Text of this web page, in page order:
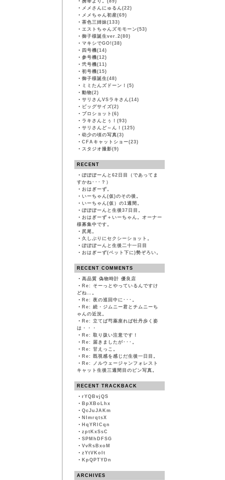
・ 携帯より。(89)
・ メメさんにゅるん(22)
・ メメちゃん初産(69)
・ 茶色三姉妹(133)
・ エストちゃんズモモーン(53)
・ 御子様誕生ver.2(80)
・ マキシでGO!(38)
・ 四号機(14)
・ 参号機(12)
・ 弐号機(11)
・ 初号機(15)
・ 御子様誕生(48)
・ ミミたんズドーン！(5)
・ 動物(2)
・ サリさんVSラキさん(14)
・ ビッグサイズ(2)
・ プロショット(6)
・ ラキさんとぅ！(93)
・ サリさんど～ん！(125)
・ 幼少の頃の写真(3)
・ CFAキャットショー(23)
・ スタジオ撮影(9)
RECENT
・ ぽぽぽーんと62日目（であってま
すかね･･･？）
・ おはぎーず。
・ いーちゃん(仮)のその後。
・ いーちゃん(仮）の1週間。
・ ぽぽぽーんと生後37日目。
・ おはぎーず＋いーちゃん。オーナー
様募集中です。
・ 尻尾。
・ 久しぶりにセクシーショット。
・ ぽぽぽーんと生後二十一日目
・ おはぎーず(ベット下に)勢ぞろい。
RECENT COMMENTS
・ 高品質 偽物時計 優良店
・ Re: そーっとやっているんですけ
どね…。
・ Re: 夜の巡回中に･･･。
・ Re: 続・ジムニー君とチムニーち
ゃんの近況。
・ Re: 立てば芍薬座れば牡丹歩く姿
は・・・
・ Re: 取り扱い注意です！
・ Re: 届きましたが･･･。
・ Re: 甘えっこ。
・ Re: 既視感を感じだ生後一日目。
・ Re: ノルウェージャンフォレスト
キャット生後三週間目のピン写真。
RECENT TRACKBACK
・ rYQBvjQS
・ BpXBoLhx
・ QcJuJAKm
・ NImrqtsX
・ HqYRlCqn
・ zptKxSsC
・ SPMhDFSG
・ VvRsBxoM
・ zYtVKoIt
・ KpQPTYDn
ARCHIVES